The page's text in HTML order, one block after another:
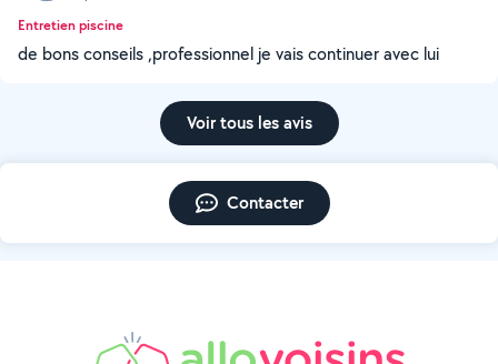
Entretien piscine
de bons conseils ,professionnel je vais continuer avec lui
Voir tous les avis
Contacter